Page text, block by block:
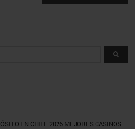
EN CHILE 2026 MEJORES CASINOS